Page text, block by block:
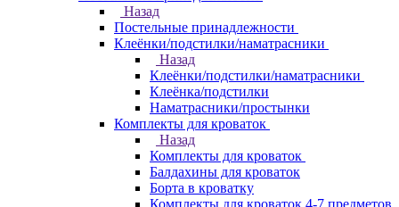
Назад
Постельные принадлежности
Клеёнки/подстилки/наматрасники
Назад
Клеёнки/подстилки/наматрасники
Клеёнка/подстилки
Наматрасники/простынки
Комплекты для кроваток
Назад
Комплекты для кроваток
Балдахины для кроваток
Борта в кроватку
Комплекты для кроваток 4-7 предметов